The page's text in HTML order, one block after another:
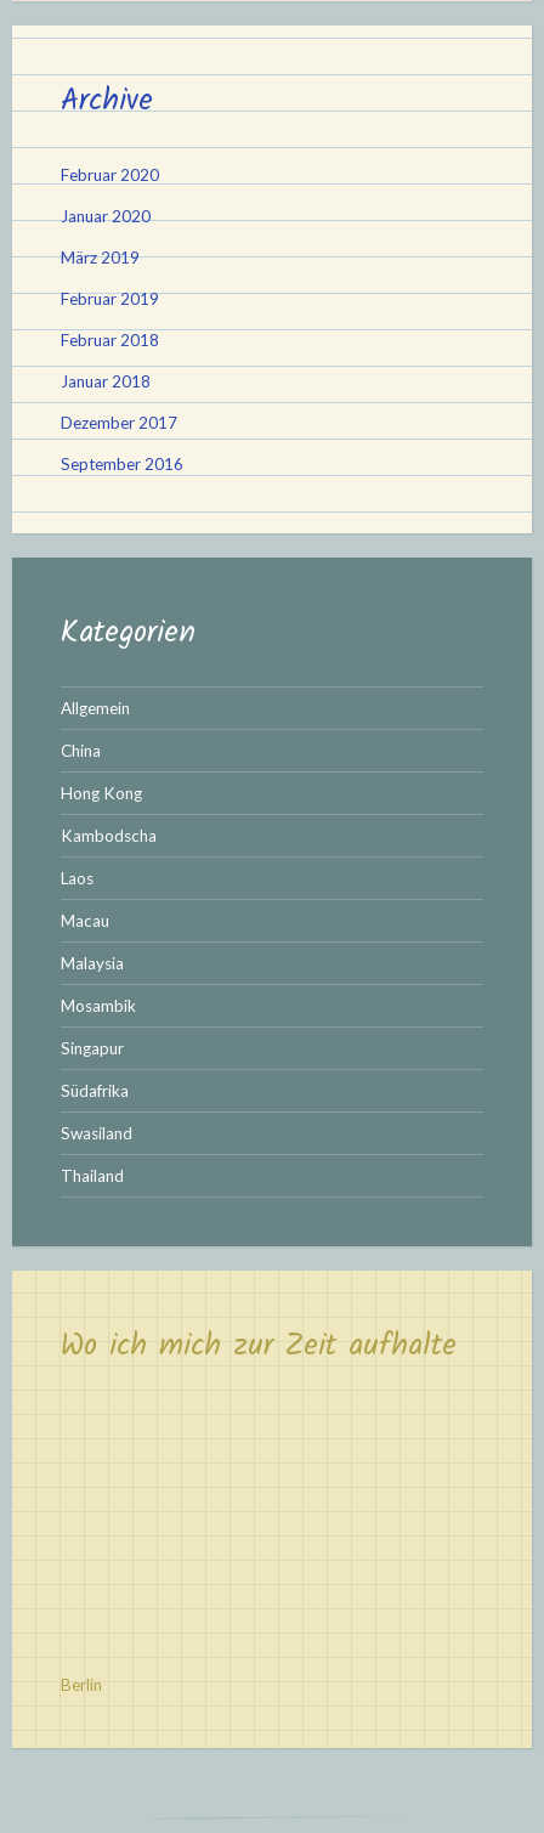
Archive
Februar 2020
Januar 2020
März 2019
Februar 2019
Februar 2018
Januar 2018
Dezember 2017
September 2016
Kategorien
Allgemein
China
Hong Kong
Kambodscha
Laos
Macau
Malaysia
Mosambik
Singapur
Südafrika
Swasiland
Thailand
Wo ich mich zur Zeit aufhalte
Berlin